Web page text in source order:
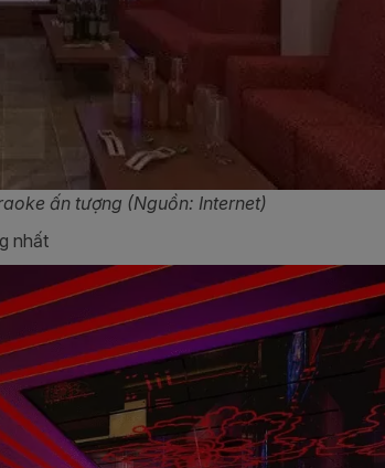
ấn tượng (Nguồn: Internet)
nhất